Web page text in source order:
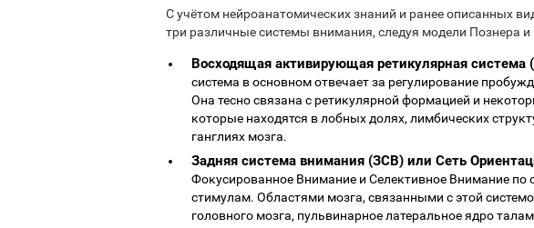
С учётом нейроанатомических знаний и ранее описанных
три различные системы внимания, следуя модели Познера и
Восходящая активирующая ретикулярная
система в основном отвечает за регулирование
Она тесно связана с ретикулярной формацией и
которые находятся в лобных долях, лимбических
ганглиях мозга.
Задняя система внимания (ЗСВ) или Сеть
Фокусированное Внимание и Селективное Внимание
стимулам. Областями мозга, связанными с этой
головного мозга, пульвинарное латеральное ядро